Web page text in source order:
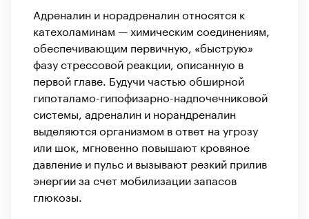
Адреналин и норадреналин относятся к
катехоламинам — химическим соединениям,
обеспечивающим первичную, «быструю»
фазу стрессовой реакции, описанную в
первой главе. Будучи частью обширной
гипоталамо-­гипофизарно-надпочечниковой
системы, адреналин и норандреналин
выделяются организмом в ответ на угрозу
или шок, мгновенно повышают кровяное
давление и пульс и вызывают резкий прилив
энергии за счет мобилизации запасов
глюкозы.